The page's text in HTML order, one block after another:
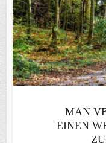
MAN
EINEN